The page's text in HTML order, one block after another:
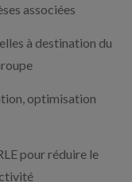
associées
à destination du
optimisation
pour réduire le